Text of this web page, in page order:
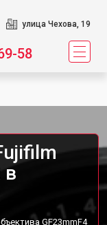
улица Чехова, 19
58
в
GF23mmF4